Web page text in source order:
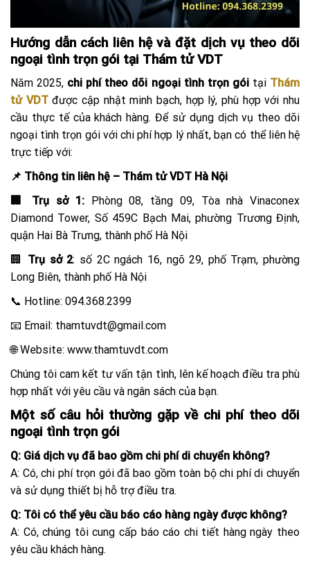
Hướng dẫn cách liên hệ và đặt dịch vụ theo dõi
ngoại tình trọn gói tại Thám tử VDT
Năm 2025, chi phí theo dõi ngoại tình trọn góitại Thám
tử VDTđược cập nhật minh bạch, hợp lý, phù hợp với nhu
cầu thực tế của khách hàng. Để sử dụng dịch vụ theo dõi
ngoại tình trọn gói với chi phí hợp lý nhất, bạn có thể liên hệ
trực tiếp với:
📌 Thông tin liên hệ – Thám tử VDT Hà Nội
🏢 Trụ sở 1:
Phòng 08, tầng 09, Tòa nhà Vinaconex
Diamond Tower, Số 459C Bạch Mai, phường Trương Định,
quận Hai Bà Trưng, thành phố Hà Nội
🏢
Trụ sở 2: số 2C ngách 16, ngõ 29, phố Trạm, phường
Long Biên, thành phố Hà Nội
📞 Hotline: 094.368.2399
📧 Email: thamtuvdt@gmail.com
🌐 Website: www.thamtuvdt.com
Chúng tôi cam kết tư vấn tận tình, lên kế hoạch điều tra phù
hợp nhất với yêu cầu và ngân sách của bạn.
Một số câu hỏi thường gặp về chi phí theo dõi
ngoại tình trọn gói
Q: Giá dịch vụ đã bao gồm chi phí di chuyển không?
A: Có, chi phí trọn gói đã bao gồm toàn bộ chi phí di chuyển
và sử dụng thiết bị hỗ trợ điều tra.
Q: Tôi có thể yêu cầu báo cáo hàng ngày được không?
A: Có, chúng tôi cung cấp báo cáo chi tiết hàng ngày theo
yêu cầu khách hàng.